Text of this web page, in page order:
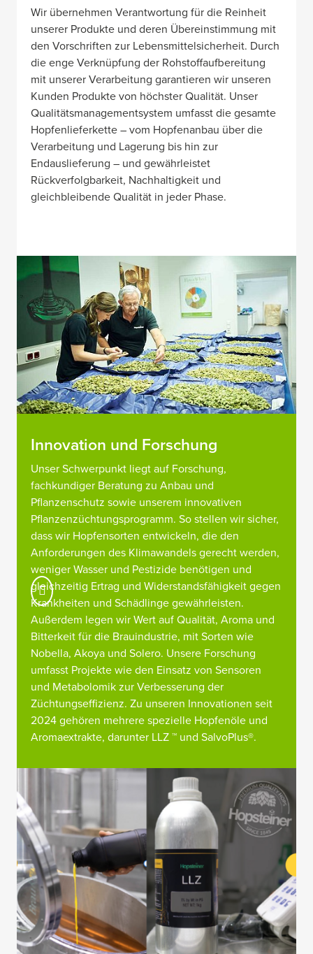
Wir übernehmen Verantwortung für die Reinheit
unserer Produkte und deren Übereinstimmung mit
den Vorschriften zur Lebensmittelsicherheit. Durch
die enge Verknüpfung der Rohstoffaufbereitung
mit unserer Verarbeitung garantieren wir unseren
Kunden Produkte von höchster Qualität. Unser
Qualitätsmanagementsystem umfasst die gesamte
Hopfenlieferkette – vom Hopfenanbau über die
Verarbeitung und Lagerung bis hin zur
Endauslieferung – und gewährleistet
Rückverfolgbarkeit, Nachhaltigkeit und
gleichbleibende Qualität in jeder Phase.
Innovation und Forschung
Unser Schwerpunkt liegt auf Forschung,
fachkundiger Beratung zu Anbau und
Pflanzenschutz sowie unserem innovativen
Pflanzenzüchtungsprogramm. So stellen wir sicher,
dass wir Hopfensorten entwickeln, die den
Anforderungen des Klimawandels gerecht werden,
weniger Wasser und Pestizide benötigen und
gleichzeitig Ertrag und Widerstandsfähigkeit gegen
Krankheiten und Schädlinge gewährleisten.
Außerdem legen wir Wert auf Qualität, Aroma und
Bitterkeit für die Brauindustrie, mit Sorten wie
Nobella, Akoya und Solero. Unsere Forschung
umfasst Projekte wie den Einsatz von Sensoren
und Metabolomik zur Verbesserung der
Züchtungseffizienz. Zu unseren Innovationen seit
2024 gehören mehrere spezielle Hopfenöle und
Aromaextrakte, darunter LLZ ™ und SalvoPlus®.